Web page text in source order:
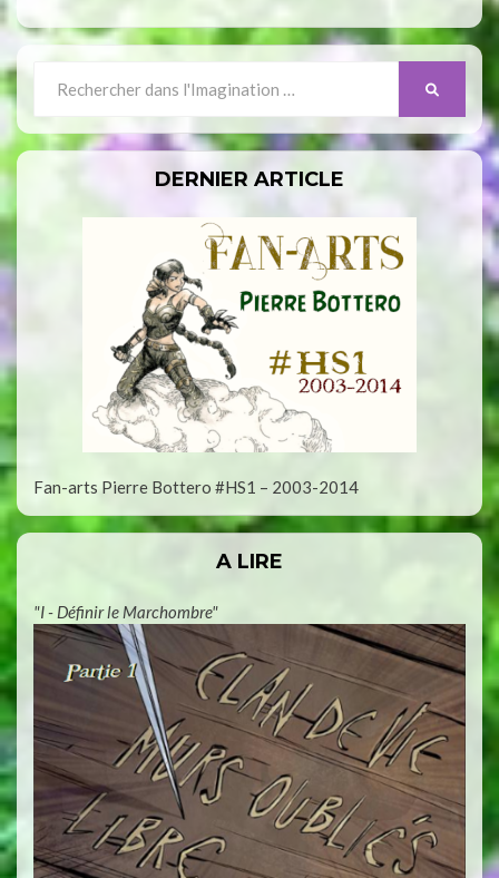
for:
DERNIER ARTICLE
Fan-arts Pierre Bottero #HS1 – 2003-2014
A LIRE
"I - Définir le Marchombre"